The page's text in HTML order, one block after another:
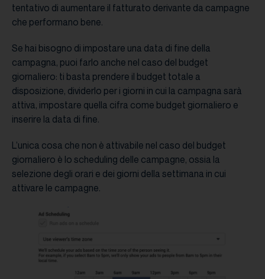
tentativo di aumentare il fatturato derivante da campagne
che performano bene.
Se hai bisogno di impostare una data di fine della
campagna, puoi farlo anche nel caso del budget
giornaliero: ti basta prendere il budget totale a
disposizione, dividerlo per i giorni in cui la campagna sarà
attiva, impostare quella cifra come budget giornaliero e
inserire la data di fine.
L’unica cosa che non è attivabile nel caso del budget
giornaliero è lo scheduling delle campagne, ossia la
selezione degli orari e dei giorni della settimana in cui
attivare le campagne.